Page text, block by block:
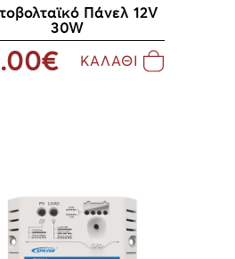
Πάνελ 12V
30W
ΚΑΛΑΘΙ